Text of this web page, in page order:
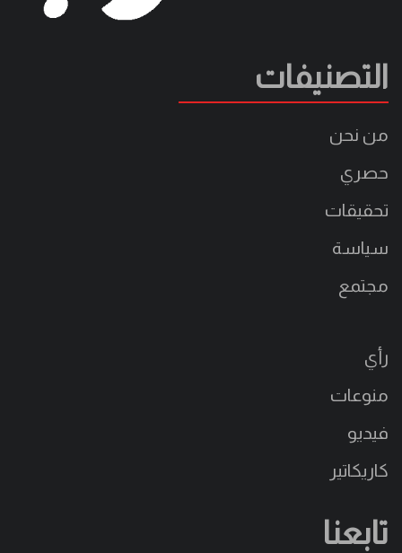
التصنيفات
من نحن
حصري
تحقيقات
سياسة
مجتمع
رأي
منوعات
فيديو
كاريكاتير
تابعنا